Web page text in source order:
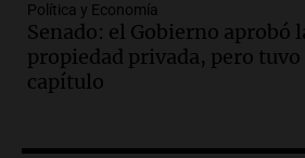
Noticias
Episodios
Audio. Córdoba:
intendenta interina de
Política y Economía
Senado: el Gobierno aprobó
propiedad privada, pero
capítulo